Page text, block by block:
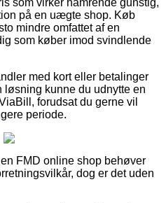
som virker hamrende gunstig,
på en uægte shop. Køb
mindre omfattet af en
som køber imod svindlende
med kort eller betalinger
løsning kunne du udnytte en
forudsat du gerne vil
periode.
FMD online shop behøver
dog er det uden